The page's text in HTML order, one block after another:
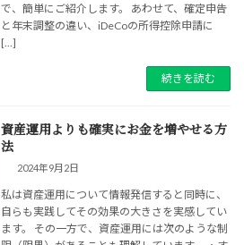
で、簡単にご紹介します。 あわせて、確定申告
と年末調整の違い、iDeCoの所得控除申請に
[…]
続きを読む
資産運用よりも確実にお金を増やせる方
法
2024年9月2日
私は資産運用について情報発信すると同時に、
自らも実践してその効果の大きさを実感してい
ます。 その一方で、資産運用には次のような制